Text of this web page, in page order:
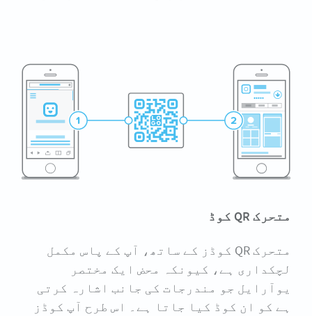
متحرک QR کوڈ
متحرک QR کوڈز کے ساتھ، آپ کے پاس مکمل
لچکداری ہے، کیونکہ محض ایک مختصر
یوآرایل جو مندرجات کی جانب اشارہ کرتی
ہے کو ان کوڈ کیا جاتا ہے۔ اس طرح آپ کوڈز